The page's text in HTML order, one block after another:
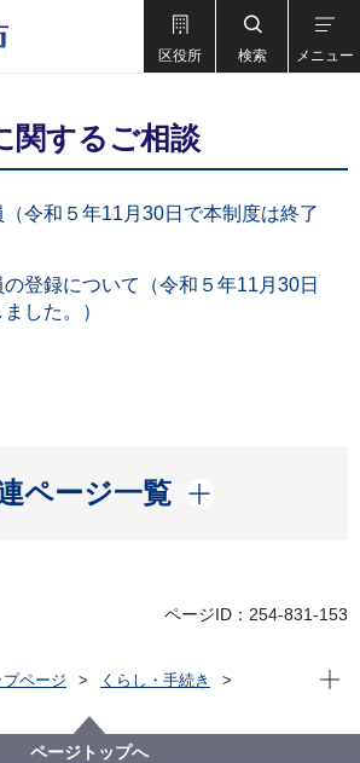
区役所 検索 メニュー
関するご相談
令和５年11月30日で本制度は終了
登録について（令和５年11月30日
した。）
ページ一覧
開く
ページID：254-831-153
ページ
くらし・手続き
に関する手続き・相談等
に関するご相談
現在
ページトップへ